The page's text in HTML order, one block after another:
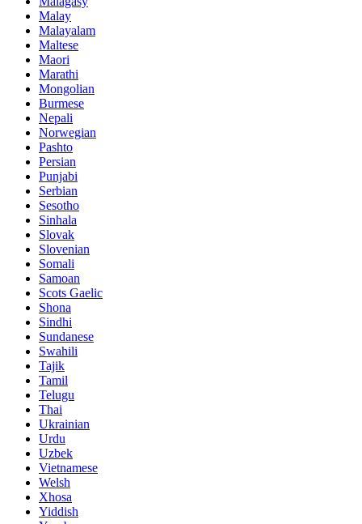
Malay
Malayalam
Maltese
Maori
Marathi
Mongolian
Burmese
Nepali
Norwegian
Pashto
Persian
Punjabi
Serbian
Sesotho
Sinhala
Slovak
Slovenian
Somali
Samoan
Scots Gaelic
Shona
Sindhi
Sundanese
Swahili
Tajik
Tamil
Telugu
Thai
Ukrainian
Urdu
Uzbek
Vietnamese
Welsh
Xhosa
Yiddish